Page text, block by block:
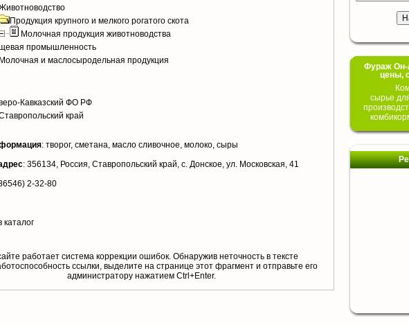
Продукция крупного и мелкого рогатого скота
Молочная продукция животноводства
промышленность
Молочная и маслосыродельная продукция
Кавказский ФО РФ
край
: творог, сметана, масло сливочное, молоко, сыры
: 356134, Россия, Ставропольский край, с. Донское, ул. Московская, 41
2-32-80
каталог
работает система коррекции ошибок. Обнаружив неточность в тексте
ссылки, выделите на странице этот фрагмент и отправьте его
aдминистратору нажатием Ctrl+Enter.
Фураж Он-
цены,
сырье